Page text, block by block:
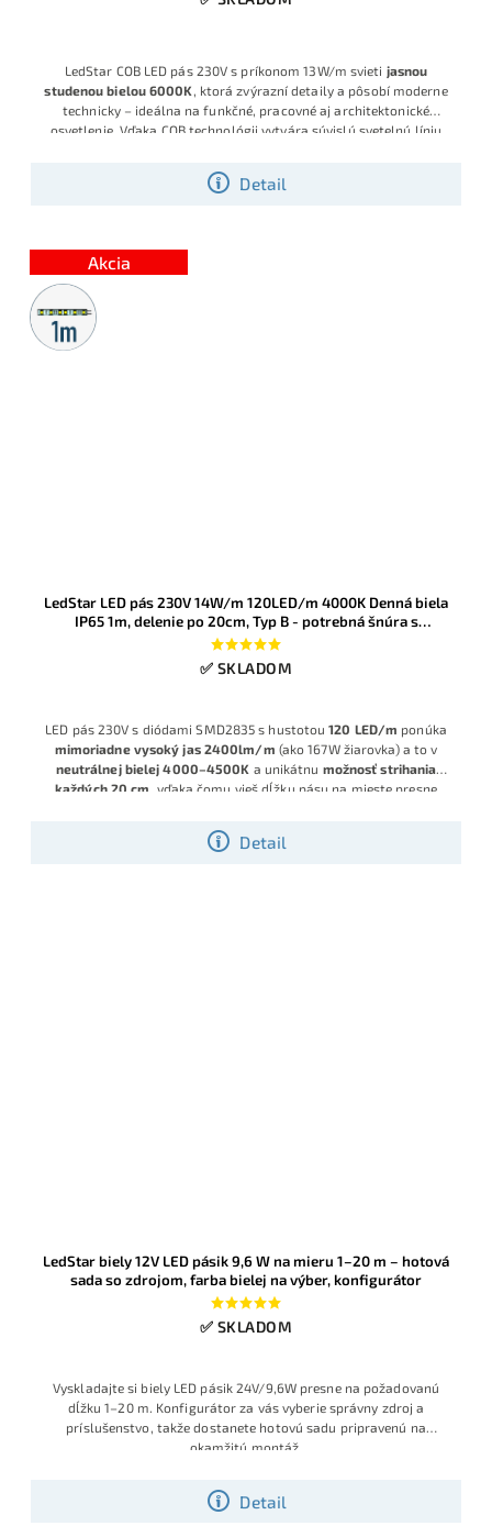
Detail
LedStar COB LED pás 230V s príkonom 13W/m svieti jasnou
studenou bielou 6000K
, ktorá zvýrazní detaily a pôsobí moderne
technicky – ideálna na funkčné, pracovné aj architektonické
osvetlenie. Vďaka COB technológii vytvára súvislú svetelnú líniu
10 cm, takže dĺžku vieš presne prispôsobiť projektu.
Akcia
Metrážny
predaj
LedStar LED pás 230V 14W/m 120LED/m 4000K Denná biela
IP65 1m, delenie po 20cm, Typ B - potrebná šnúra s
usmerňovačom
✅ SKLADOM
Detail
LED pás 230V s diódami SMD2835 s hustotou120 LED/m ponúka
mimoriadne vysoký jas 2400lm/m (ako 167W žiarovka) a to v
neutrálnej bielej 4000–4500K a unikátnu možnosť strihania
každých 20 cm , vďaka čomu vieš dĺžku pásu na mieste presne
KLIK pripojením, krytím IP65 a napájaním 230V - je ideálny na
svetelné línie až do 50m v jednom kuse bez nutnosti zdroja
LedStar biely 12V LED pásik 9,6 W na mieru 1–20 m – hotová
sada so zdrojom, farba bielej na výber, konfigurátor
✅ SKLADOM
Detail
Vyskladajte si biely LED pásik 24V/9,6W presne na požadovanú
dĺžku 1–20 m. Konfigurátor za vás vyberie správny zdroj a
príslušenstvo, takže dostanete hotovú sadu pripravenú na
okamžitú montáž